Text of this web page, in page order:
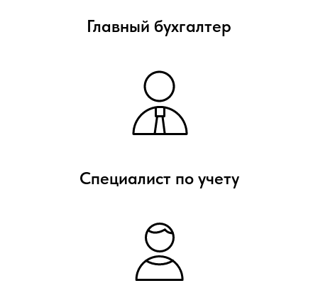
Главный бухгалтер
Специалист по учету
Присоединяйтесь к
Обучение онлайн с
практическими кейсами:
оформляйте сертификат за